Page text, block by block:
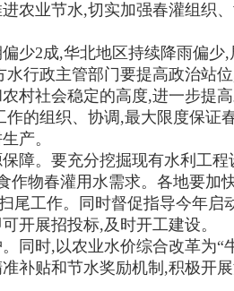
农业节水,切实加强春灌组织
少2成,华北地区持续降雨偏
行政主管部门要提高政治站
村社会稳定的高度,进一步提
的组织、协调,最大限度保证
产。
障。要充分挖掘现有水利工
物春灌用水需求。各地要加
尾工作。同时督促指导今年
开展招投标,及时开工建设。
同时,以农业水价综合改革为
补贴和节水奖励机制,积极开